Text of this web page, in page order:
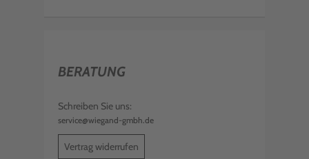
BERATUNG
Schreiben Sie uns:
service@wiegand-gmbh.de
Vertrag widerrufen